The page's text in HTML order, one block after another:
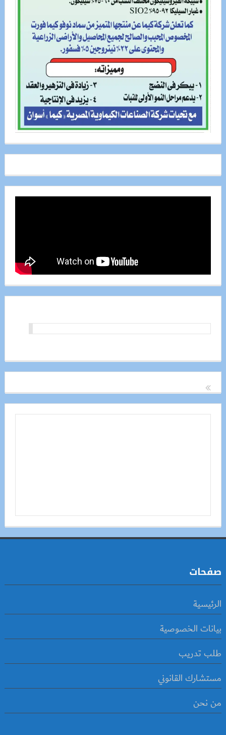
صفحات
الرئيسية
بيانات الخصوصية
طلب تدريب
مستشارك القانوني
من نحن